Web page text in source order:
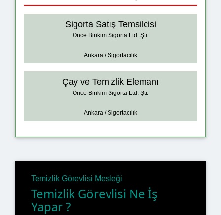
Sigorta Satış Temsilcisi
Önce Birikim Sigorta Ltd. Şti.
Ankara / Sigortacılık
Çay ve Temizlik Elemanı
Önce Birikim Sigorta Ltd. Şti.
Ankara / Sigortacılık
Temizlik Görevlisi Mesleği
Temizlik Görevlisi Ne İş
Yapar ?